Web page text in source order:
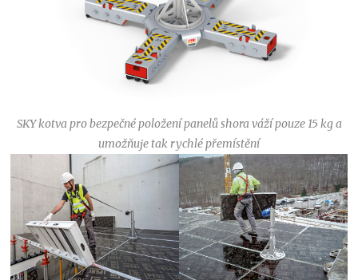
SKY kotva pro bezpečné položení panelů shora váží pouze 15 kg a
umožňuje tak rychlé přemístění